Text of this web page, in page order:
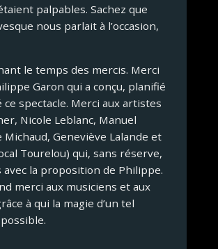
palpables. Sachez que
nous parlait à l’occasion,
le temps des mercis. Merci
Garon qui a conçu, planifié
spectacle. Merci aux artistes
Nicole Leblanc, Manuel
Geneviève Lalande et
Tourelou) qui, sans réserve,
la proposition de Philippe.
merci aux musiciens et aux
à qui la magie d’un tel